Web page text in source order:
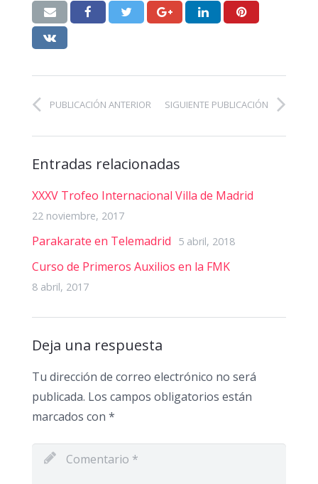
PUBLICACIÓN ANTERIOR SIGUIENTE PUBLICACIÓN
Entradas relacionadas
XXXV Trofeo Internacional Villa de Madrid
22 noviembre, 2017
Parakarate en Telemadrid 5 abril, 2018
Curso de Primeros Auxilios en la FMK
8 abril, 2017
Deja una respuesta
Tu dirección de correo electrónico no será
publicada. Los campos obligatorios están
marcados con *